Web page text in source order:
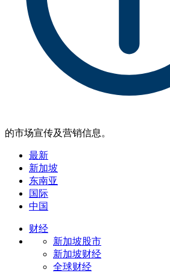
的市场宣传及营销信息。
最新
新加坡
东南亚
国际
中国
财经
新加坡股市
新加坡财经
全球财经